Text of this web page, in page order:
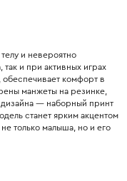
и невероятно
и при активных играх
комфорт в
манжеты на резинке,
— наборный принт
станет ярким акцентом
только малыша, но и его